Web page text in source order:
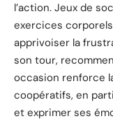
l’action. Jeux de
exercices
apprivoiser la
son tour,
occasion renforce
coopératifs, en
et exprimer ses